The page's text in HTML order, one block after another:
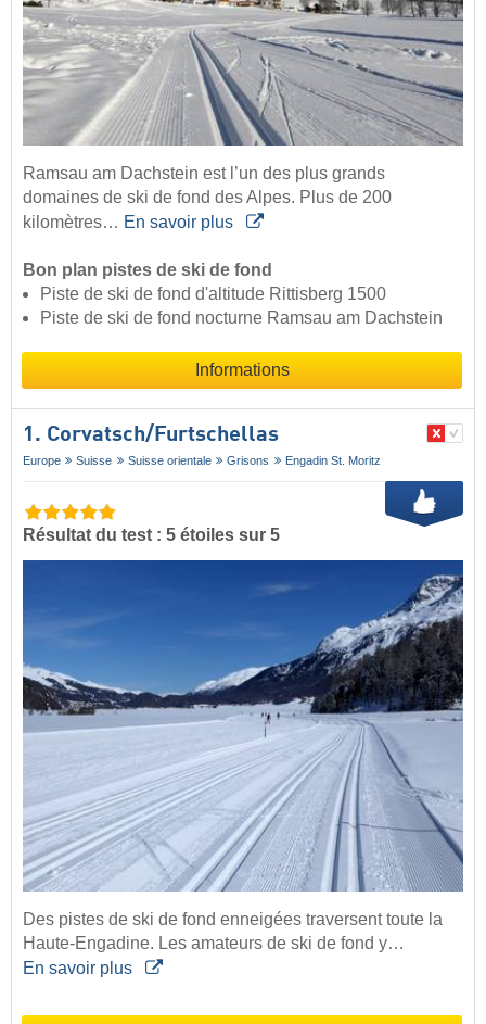
Ramsau am Dachstein est l’un des plus grands
domaines de ski de fond des Alpes. Plus de 200
kilomètres… En savoir plus
Bon plan pistes de ski de fond
Piste de ski de fond d'altitude Rittisberg 1500
Piste de ski de fond nocturne Ramsau am Dachstein
Informations
1. Corvatsch/​Furtschellas
Europe Suisse Suisse orientale Grisons Engadin St. Moritz
Résultat du test : 5 étoiles sur 5
Des pistes de ski de fond enneigées traversent toute la
Haute-Engadine. Les amateurs de ski de fond y…
En savoir plus